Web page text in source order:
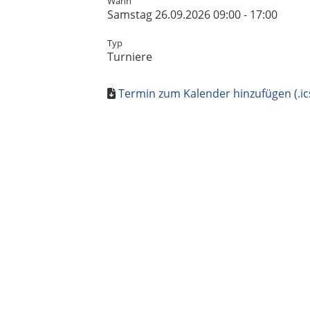
Samstag 26.09.2026 09:00 - 17:00
Typ
Turniere
Termin zum Kalender hinzufügen